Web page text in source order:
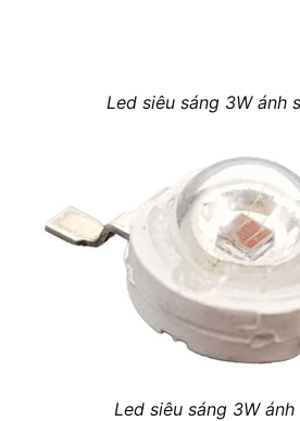
Led siêu sáng 3W ánh
Led siêu sáng 3W ánh